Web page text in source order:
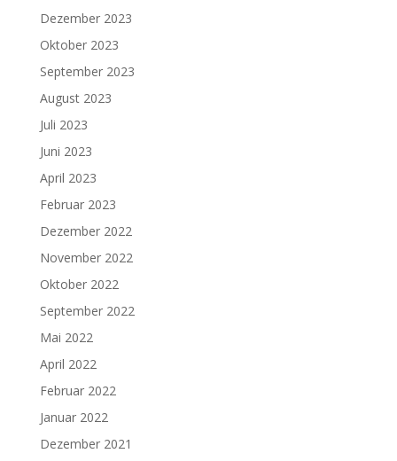
Dezember 2023
Oktober 2023
September 2023
August 2023
Juli 2023
Juni 2023
April 2023
Februar 2023
Dezember 2022
November 2022
Oktober 2022
September 2022
Mai 2022
April 2022
Februar 2022
Januar 2022
Dezember 2021